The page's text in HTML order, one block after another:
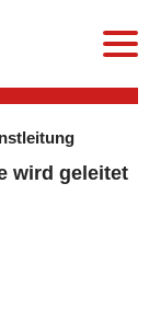
wird geleitet